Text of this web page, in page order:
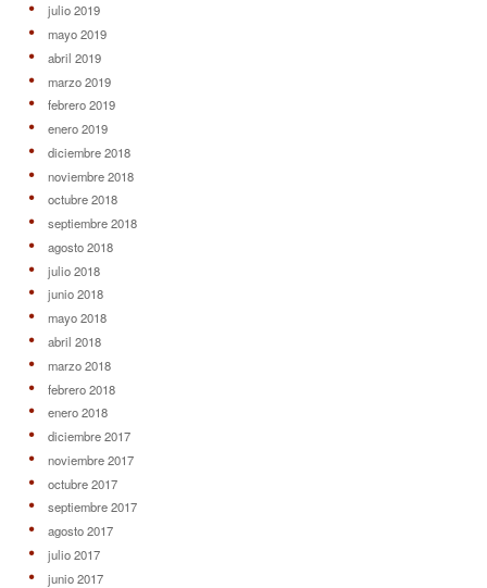
julio 2019
mayo 2019
abril 2019
marzo 2019
febrero 2019
enero 2019
diciembre 2018
noviembre 2018
octubre 2018
septiembre 2018
agosto 2018
julio 2018
junio 2018
mayo 2018
abril 2018
marzo 2018
febrero 2018
enero 2018
diciembre 2017
noviembre 2017
octubre 2017
septiembre 2017
agosto 2017
julio 2017
junio 2017